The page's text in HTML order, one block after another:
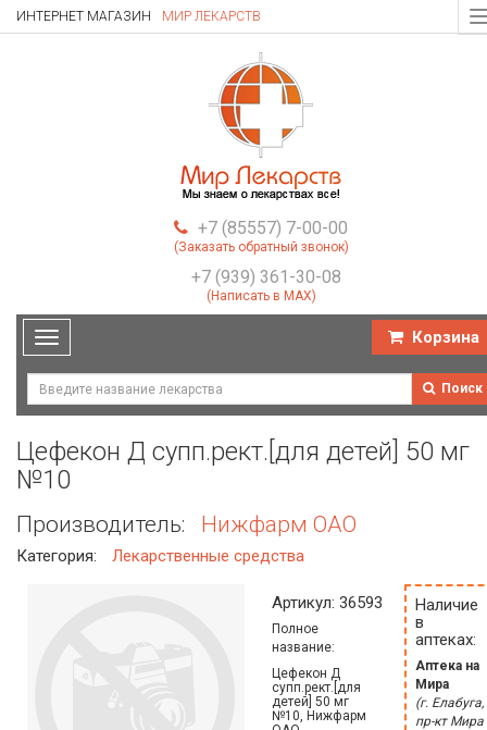
ИНТЕРНЕТ МАГАЗИН МИР ЛЕКАРСТВ
+7 (85557) 7-00-00
(Заказать обратный звонок)
+7 (939) 361-30-08
(Написать в MAX)
Toggle
navigation
Корзина
Поиск
Цефекон Д супп.рект.[для детей] 50 мг
№10
Производитель: Нижфарм ОАО
Категория: Лекарственные средства
Артикул: 36593
Полное
название:
Цефекон Д
супп.рект.[для
детей] 50 мг
№10, Нижфарм
Наличие
в
аптеках:
Аптека на
Мира
(г. Елабуга,
пр-кт Мира